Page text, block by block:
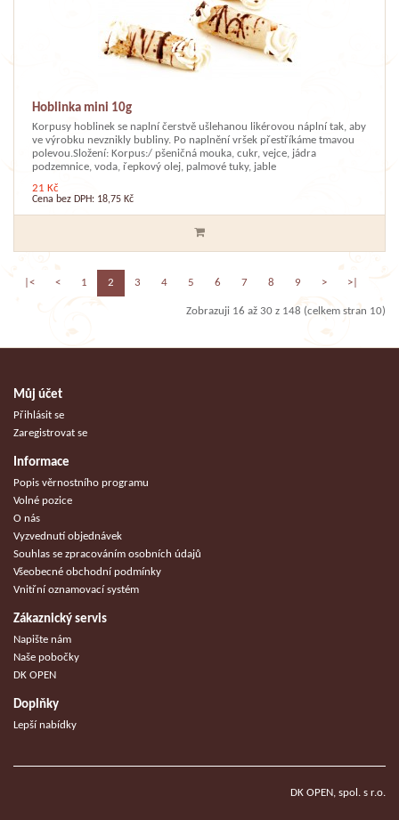
Hoblinka mini 10g
Korpusy hoblinek se naplní čerstvě ušlehanou likérovou náplní tak, aby
ve výrobku nevznikly bubliny. Po naplnění vršek přestříkáme tmavou
polevou.Složení: Korpus:/ pšeničná mouka, cukr, vejce, jádra
podzemnice, voda, řepkový olej, palmové tuky, jable
21 Kč
Cena bez DPH: 18,75 Kč
|< < 1 2 3 4 5 6 7 8 9 > >|
Zobrazuji 16 až 30 z 148 (celkem stran 10)
Můj účet
Přihlásit se
Zaregistrovat se
Informace
Popis věrnostního programu
Volné pozice
O nás
Vyzvednutí objednávek
Souhlas se zpracováním osobních údajů
Všeobecné obchodní podmínky
Vnitřní oznamovací systém
Zákaznický servis
Napište nám
Naše pobočky
DK OPEN
Doplňky
Lepší nabídky
DK OPEN, spol. s r.o.